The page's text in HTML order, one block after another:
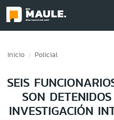
Inicio Policial
SEIS
SON
INVESTIGACIÓN